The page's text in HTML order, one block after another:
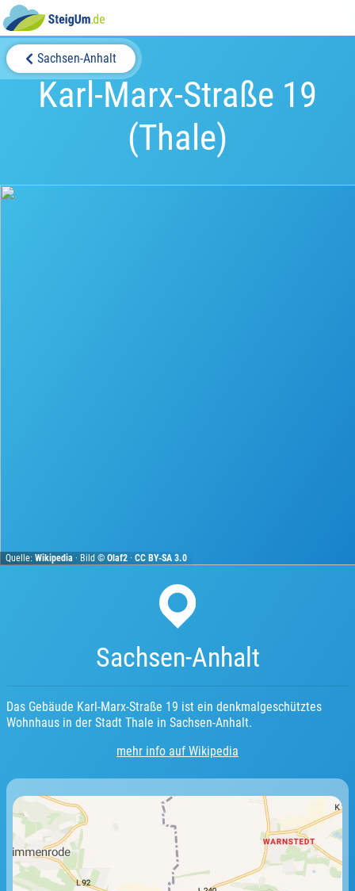
Sachsen-Anhalt
Karl-Marx-Straße 19
(Thale)
Quelle:Wikipedia · Bild ©Olaf2 ·CC BY-SA 3.0
Sachsen-Anhalt
Das Gebäude Karl-Marx-Straße 19 ist ein denkmalgeschütztes
Wohnhaus in der Stadt Thale in Sachsen-Anhalt.
mehr info auf Wikipedia